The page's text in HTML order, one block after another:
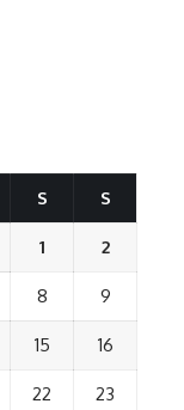
S S
1 2
8 9
15 16
22 23